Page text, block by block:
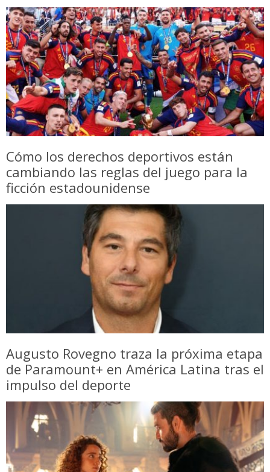
Cómo los derechos deportivos están
cambiando las reglas del juego para la
ficción estadounidense
Augusto Rovegno traza la próxima etapa
de Paramount+ en América Latina tras el
impulso del deporte